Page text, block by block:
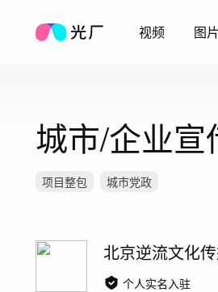
视频 图片
城市/企业宣
项目整包 城市党政
北京逆流文化
个人实名入驻